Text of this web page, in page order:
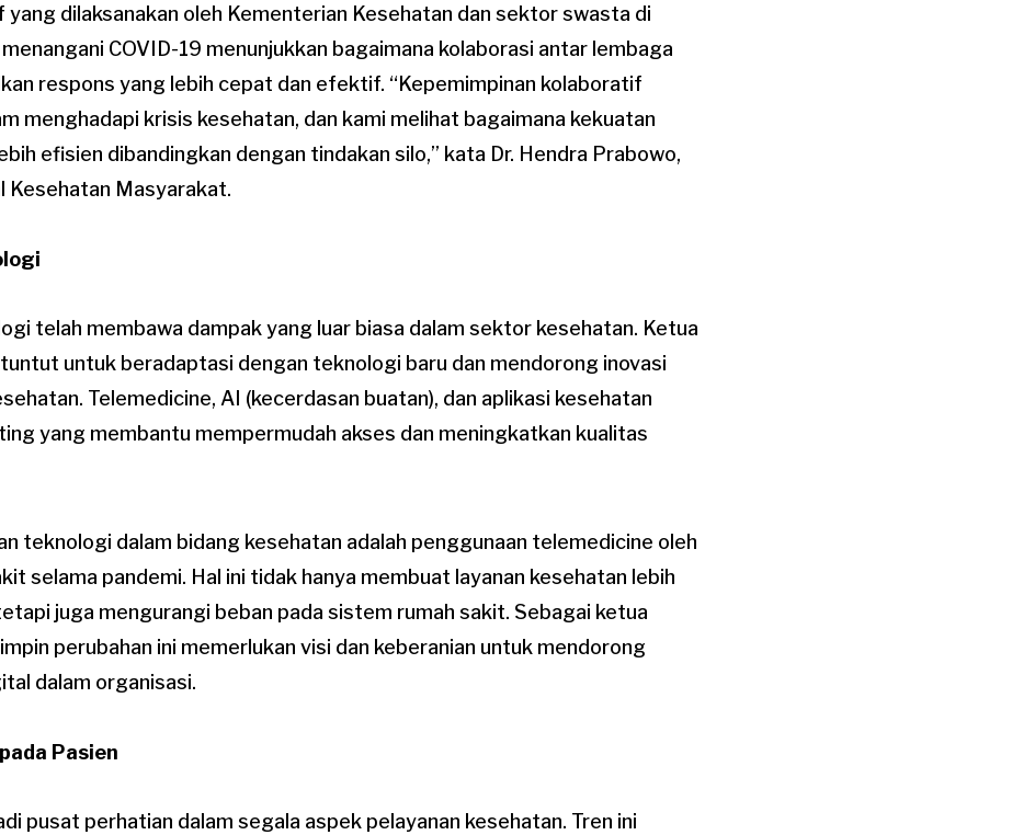
yang dilaksanakan oleh Kementerian Kesehatan dan sektor swasta di
COVID-19 menunjukkan bagaimana kolaborasi antar lembaga
respons yang lebih cepat dan efektif. “Kepemimpinan kolaboratif
menghadapi krisis kesehatan, dan kami melihat bagaimana kekuatan
efisien dibandingkan dengan tindakan silo,” kata Dr. Hendra Prabowo,
Kesehatan Masyarakat.
telah membawa dampak yang luar biasa dalam sektor kesehatan. Ketua
untuk beradaptasi dengan teknologi baru dan mendorong inovasi
Telemedicine, AI (kecerdasan buatan), dan aplikasi kesehatan
yang membantu mempermudah akses dan meningkatkan kualitas
teknologi dalam bidang kesehatan adalah penggunaan telemedicine oleh
selama pandemi. Hal ini tidak hanya membuat layanan kesehatan lebih
juga mengurangi beban pada sistem rumah sakit. Sebagai ketua
perubahan ini memerlukan visi dan keberanian untuk mendorong
dalam organisasi.
Pasien
pusat perhatian dalam segala aspek pelayanan kesehatan. Tren ini